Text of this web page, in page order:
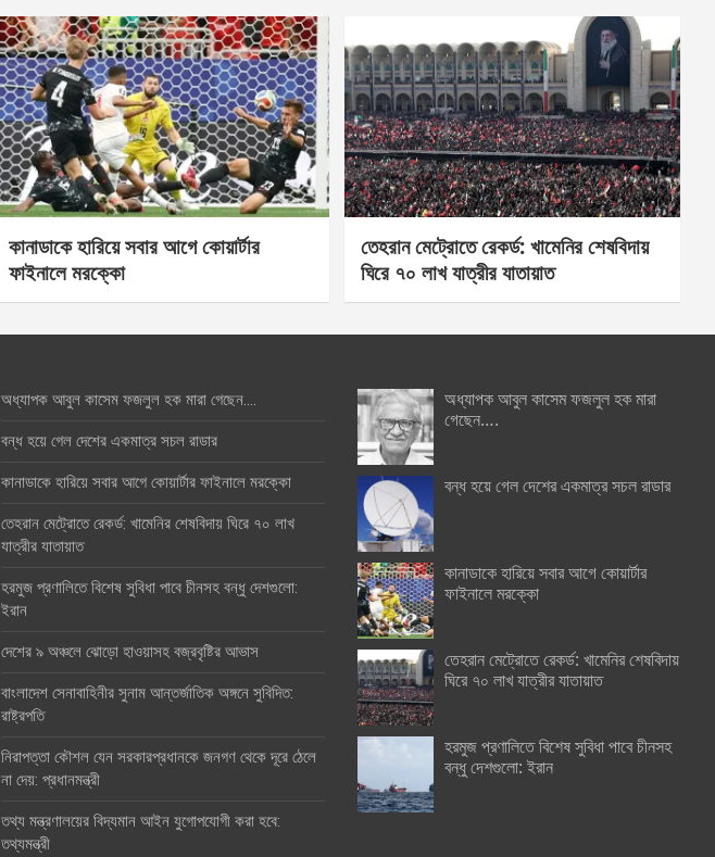
কানাডাকে হারিয়ে সবার আগে কোয়ার্টার
ফাইনালে মরক্কো
তেহরান মেট্রোতে রেকর্ড: খামেনির শেষবিদায়
ঘিরে ৭০ লাখ যাত্রীর যাতায়াত
অধ্যাপক আবুল কাসেম ফজলুল হক মারা গেছেন….
বন্ধ হয়ে গেল দেশের একমাত্র সচল রাডার
কানাডাকে হারিয়ে সবার আগে কোয়ার্টার ফাইনালে মরক্কো
তেহরান মেট্রোতে রেকর্ড: খামেনির শেষবিদায় ঘিরে ৭০ লাখ
যাত্রীর যাতায়াত
হরমুজ প্রণালিতে বিশেষ সুবিধা পাবে চীনসহ বন্ধু দেশগুলো:
ইরান
দেশের ৯ অঞ্চলে ঝোড়ো হাওয়াসহ বজ্রবৃষ্টির আভাস
বাংলাদেশ সেনাবাহিনীর সুনাম আন্তর্জাতিক অঙ্গনে সুবিদিত:
রাষ্ট্রপতি
নিরাপত্তা কৌশল যেন সরকারপ্রধানকে জনগণ থেকে দূরে ঠেলে
না দেয়: প্রধানমন্ত্রী
তথ্য মন্ত্রণালয়ের বিদ্যমান আইন যুগোপযোগী করা হবে:
তথ্যমন্ত্রী
অধ্যাপক আবুল কাসেম ফজলুল হক মারা
গেছেন….
বন্ধ হয়ে গেল দেশের একমাত্র সচল রাডার
কানাডাকে হারিয়ে সবার আগে কোয়ার্টার
ফাইনালে মরক্কো
তেহরান মেট্রোতে রেকর্ড: খামেনির শেষবিদায়
ঘিরে ৭০ লাখ যাত্রীর যাতায়াত
হরমুজ প্রণালিতে বিশেষ সুবিধা পাবে চীনসহ
বন্ধু দেশগুলো: ইরান